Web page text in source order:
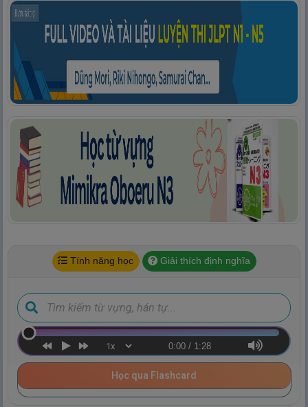
Tính năng học Giải thích định nghĩa
0:00 / 1:28
Học qua Flashcard